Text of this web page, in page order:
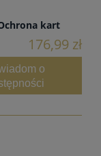
kart
176,99 zł
o